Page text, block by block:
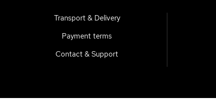
Transport & Delivery
Payment terms
Contact & Support